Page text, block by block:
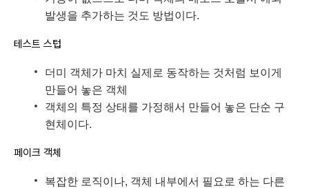
발생을 추가하는 것도 방법이다.
테스트 스텁
더미 객체가 마치 실제로 동작하는 것처럼 보이게
만들어 놓은 객체
객체의 특정 상태를 가정해서 만들어 놓은 단순 구
현체이다.
페이크 객체
복잡한 로직이나, 객체 내부에서 필요로 하는 다른